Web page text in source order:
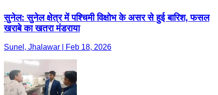
सुनेल: सुनेल क्षेत्र में पश्चिमी विक्षोभ के असर से हुई बारिश, फसल
खराबे का खतरा मंडराया
Sunel, Jhalawar | Feb 18, 2026